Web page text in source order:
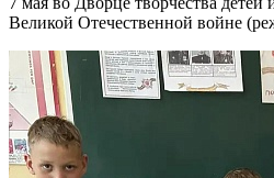
Великой Отечественной войне